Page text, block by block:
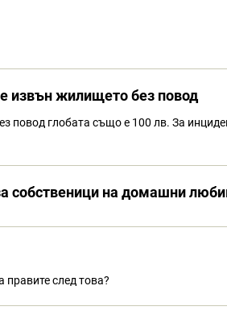
извън жилището без повод
повод глобата също е 100 лв. За
собственици на домашни
след това?